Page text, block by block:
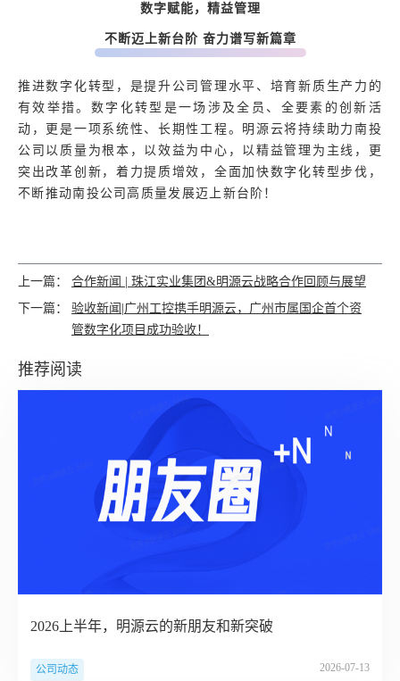
数字赋能，精益管理
不断迈上新台阶 奋力谱写新篇章
推进数字化转型，是提升公司管理水平、培育新质生产力的
有效举措。数字化转型是一场涉及全员、全要素的创新活
动，更是一项系统性、长期性工程。明源云将持续助力南投
公司以质量为根本，以效益为中心，以精益管理为主线，更
突出改革创新，着力提质增效，全面加快数字化转型步伐，
不断推动南投公司高质量发展迈上新台阶！
上一篇：
合作新闻 | 珠江实业集团&明源云战略合作回顾与展望
下一篇：
验收新闻|广州工控携手明源云，广州市属国企首个资
管数字化项目成功验收！
推荐阅读
2026上半年，明源云的新朋友和新突破
公司动态 2026-07-13